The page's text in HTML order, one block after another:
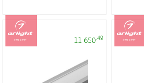
11 650.49